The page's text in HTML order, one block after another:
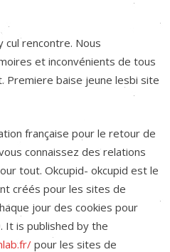
cul rencontre. Nous
et inconvénients de tous
Premiere baise jeune lesbi site
française pour le retour de
connaissez des relations
tout. Okcupid- okcupid est le
créés pour les sites de
jour des cookies pour
It is published by the
pour les sites de